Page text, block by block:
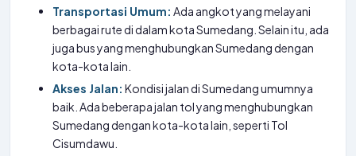
Transportasi Umum: Ada angkot yang melayani
berbagai rute di dalam kota Sumedang. Selain itu, ada
juga bus yang menghubungkan Sumedang dengan
kota-kota lain.
Akses Jalan: Kondisi jalan di Sumedang umumnya
baik. Ada beberapa jalan tol yang menghubungkan
Sumedang dengan kota-kota lain, seperti Tol
Cisumdawu.